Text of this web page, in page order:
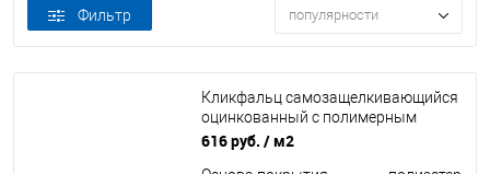
Фильтр популярности
Кликфальц самозащелкивающийся
оцинкованный с полимерным
покрытием 0,45х542мм RAL 1015
616 руб. / м2